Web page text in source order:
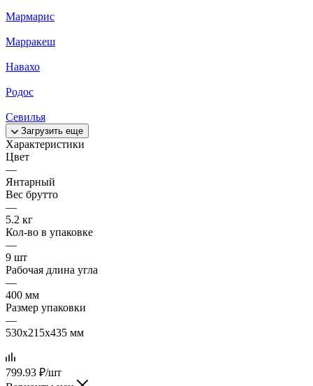
Мармарис
Марракеш
Навахо
Родос
Севилья
Загрузить еще
Характеристики
Цвет
—
Янтарный
Вес брутто
—
5.2 кг
Кол-во в упаковке
—
9 шт
Рабочая длина угла
—
400 мм
Размер упаковки
—
530x215x435 мм
799.93 ₽/шт